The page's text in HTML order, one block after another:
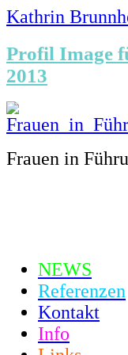
Kathrin
Profil Image
2013
Frauen in
NEWS
Referenzen
Kontakt
Info